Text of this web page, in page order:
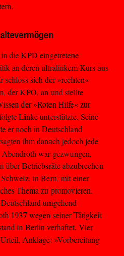
die KPD eingetretene
an deren ultralinkem Kurs aus
schloss sich der »rechten«
der KPO, an und stellte
der »Roten Hilfe« zur
Linke unterstützte. Seine
er noch in Deutschland
ihm danach jedoch jede
war gezwungen,
über Betriebsräte abzubrechen
in Bern, mit einer
Thema zu promovieren.
umgehend
1937 wegen seiner Tätigkeit
in Berlin verhaftet. Vier
Anklage: »Vorbereitung